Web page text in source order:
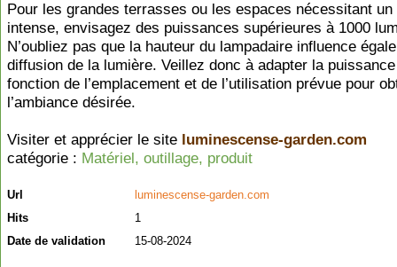
Pour les grandes terrasses ou les espaces nécessitant un
intense, envisagez des puissances supérieures à 1000
N’oubliez pas que la hauteur du lampadaire influence
diffusion de la lumière. Veillez donc à adapter la
fonction de l’emplacement et de l’utilisation prévue pour
l’ambiance désirée.
Visiter et apprécier le site luminescense-garden.com
catégorie : Matériel, outillage, produit
Url
luminescense-garden.com
Hits
1
Date de validation
15-08-2024